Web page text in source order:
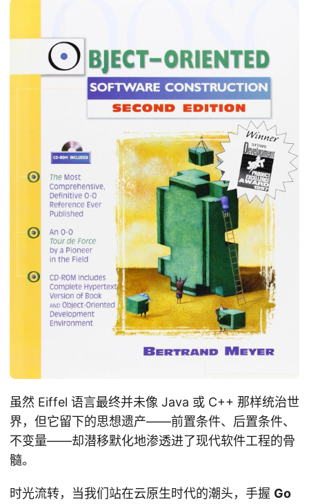
虽然 Eiffel 语言最终并未像 Java 或 C++ 那样统治世
界，但它留下的思想遗产——前置条件、后置条件、
不变量——却潜移默化地渗透进了现代软件工程的骨
髓。
时光流转，当我们站在云原生时代的潮头，手握 Go